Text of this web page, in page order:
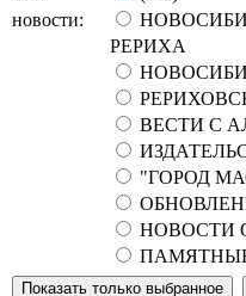
новости:
РЕРИХА
ВЕСТИ С
"ГОРОД
НОВОСТИ